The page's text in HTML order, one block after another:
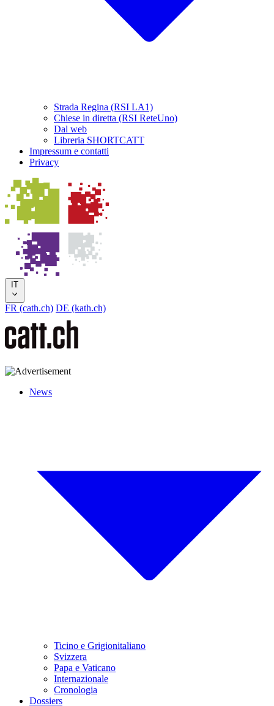
Strada Regina (RSI LA1)
Chiese in diretta (RSI ReteUno)
Dal web
Libreria SHORTCATT
Impressum e contatti
Privacy
IT
FR (cath.ch) DE (kath.ch)
News
Ticino e Grigionitaliano
Svizzera
Papa e Vaticano
Internazionale
Cronologia
Dossiers